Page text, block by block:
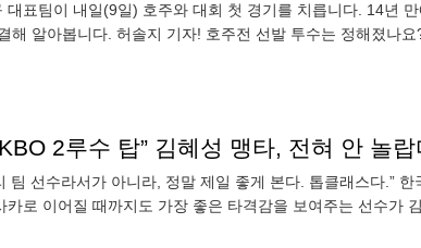
표팀이 내일(9일) 호주와 대회 첫 경기를 치릅니다. 14년
해 알아봅니다. 허솔지 기자! 호주전 선발 투수는 정해졌나요
2루수 탑” 김혜성 맹타, 전혀 안 놀
팀 선수라서가 아니라, 정말 제일 좋게 본다. 톱클래스다.”
로 이어질 때까지도 가장 좋은 타격감을 보여주는 선수가